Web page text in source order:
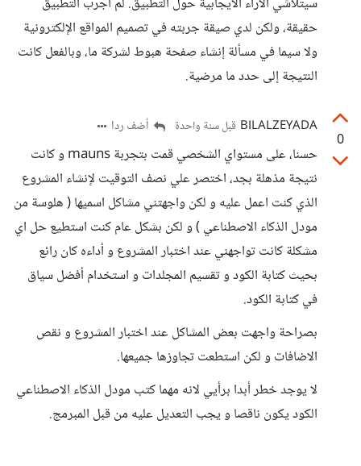
حقيقة، ولكن لدي صيقة جربته في تصميم المواقع الإلكترونية
ولا سيما في مسألة إنشاء صفحة هبوط لشركة ما، وبالفعل كانت
النتيجة إلى حدد ما مرضية.
0
BILALZEYADA قبل سنة واحدة أضف ردا
حسنا، على مستواي الشخصي قمت بتجربة mauns و كانت
نتيجة مذهلة بجد، اختصر علي نصف التوقيت لإنشاء المشروع
الذي كنت اعمل عليه و لكن واجهتني مشاكل اسميها ( هلوسة من
مودل الذكاء الاصطناعي ) و لكن بشكل عام كنت استطيع حل اي
مشكلة كانت تواجهني عند اختبار المشروع و أداءه كان رائع
بحيث كتابة الكود و تقسيم المجلدات و استخدام أفضل سياق
في كتابة الكود.
بصراحة واجهت بعض المشاكل عند اختبار المشروع و نقص
الاضافات و لكن استطعت تجاوزها جميعها.
لا يوجد خطر أبدا برأيي لانه مهما كتب مودل الذكاء الاصطناعي
الكود يكون ناقصا و يجب التعديل عليه من قبل المبرمج.